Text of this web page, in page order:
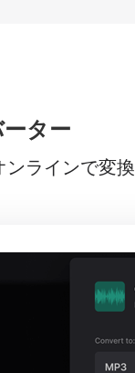
ター
ンラインで変換